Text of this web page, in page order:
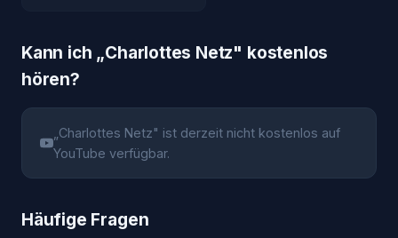
Kann ich „Charlottes Netz" kostenlos
hören?
Charlottes Netz" ist derzeit nicht kostenlos auf
YouTube verfügbar.
Häufige Fragen